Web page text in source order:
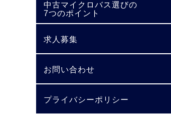
中古マイクロバス選びの
7つのポイント
求人募集
お問い合わせ
プライバシーポリシー